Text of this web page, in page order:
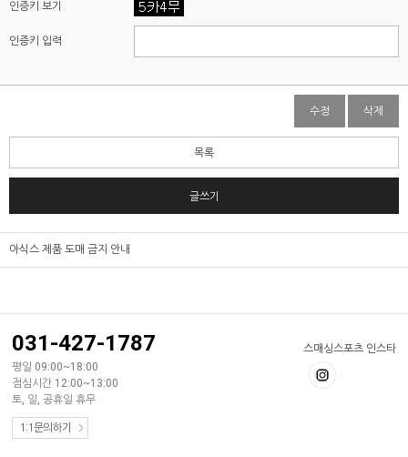
인증키 보기
인증키 입력
수정 삭제
목록
글쓰기
아식스 제품 도매 금지 안내
스매싱스포츠 인스타
031-427-1787
평일 09:00~18:00
점심시간 12:00~13:00
토, 일, 공휴일 휴무
1:1문의하기